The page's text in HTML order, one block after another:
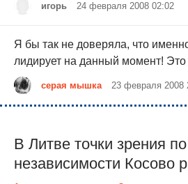
игорь 24 февраля 2008 02:02
Я бы так не доверяла, что
лидирует на данный момент! Это
серая мышка 23 февраля 2008
В Литве точки зрения
независимости Косово